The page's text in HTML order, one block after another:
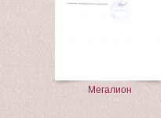
Мегалион